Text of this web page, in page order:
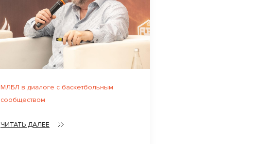
МЛБЛ в диалоге с баскетбольным
сообществом
ЧИТАТЬ ДАЛЕЕ